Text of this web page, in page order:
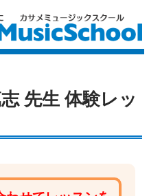
先生 体験レッ